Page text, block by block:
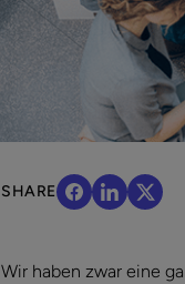
SHARE
Wir haben zwar eine